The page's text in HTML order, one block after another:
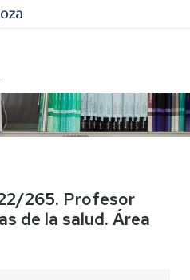
265. Profesor
de la salud. Área